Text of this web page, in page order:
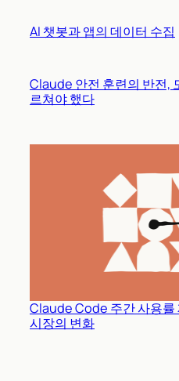
AI 챗봇과 앱의 데이터 수집
Claude 안전 훈련의 반전,